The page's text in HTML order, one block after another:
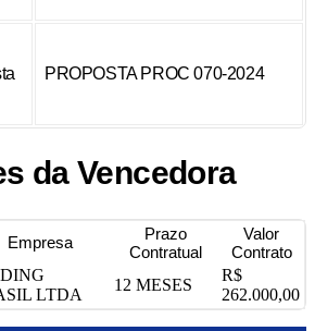
PROPOSTA PROC 070-2024
da Vencedora
Empresa
Prazo
Contratual
Valor
Contrato
LTDA
12 MESES
R$
262.000,00